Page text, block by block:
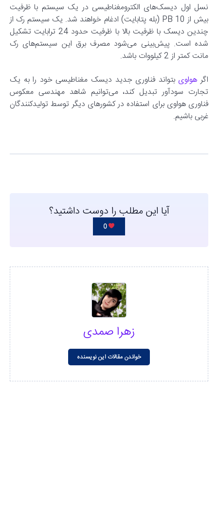
نسل اول دیسک‌های الکترومغناطیسی در یک سیستم با ظرفیت
بیش از 10 PB (بله پتابایت) ادغام خواهند شد. یک سیستم رک از
چندین دیسک با ظرفیت بالا با ظرفیت حدود 24 ترابایت تشکیل
شده است. پیش‌بینی می‌شود مصرف برق این سیستم‌های رک
مانت کمتر از 2 کیلووات باشد.
اگر هواوی بتواند فناوری جدید دیسک مغناطیسی خود را به یک
تجارت سودآور تبدیل کند، می‌توانیم شاهد مهندسی معکوس
فناوری هواوی برای استفاده در کشورهای دیگر توسط تولیدکنندگان
غربی باشیم.
آیا این مطلب را دوست داشتید؟
0
زهرا صمدی
خواندن مقالات این نویسنده